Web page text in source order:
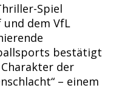
Spiel
dem VfL
bestätigt
der
– einem